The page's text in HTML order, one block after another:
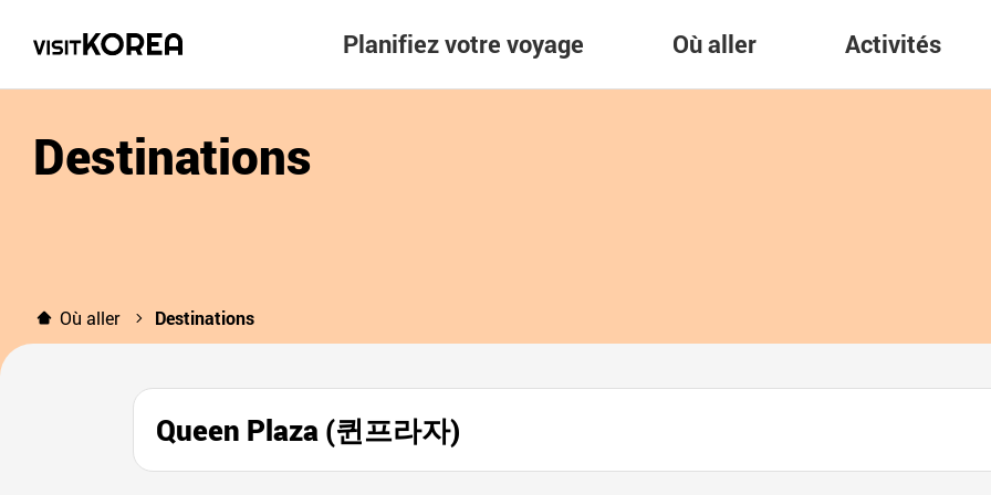
Planifiez votre voyage Où aller Activités
Destinations
Où aller Destinations
Queen Plaza (퀸프라자)